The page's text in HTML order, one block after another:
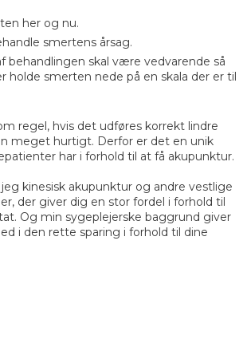
her og nu.
smertens årsag.
behandlingen skal være vedvarende så
holde smerten nede på en skala der er til
regel, hvis det udføres korrekt lindre
meget hurtigt. Derfor er det en unik
har i forhold til at få akupunktur.
kinesisk akupunktur og andre vestlige
der giver dig en stor fordel i forhold til
Og min sygeplejerske baggrund giver
i den rette sparing i forhold til dine